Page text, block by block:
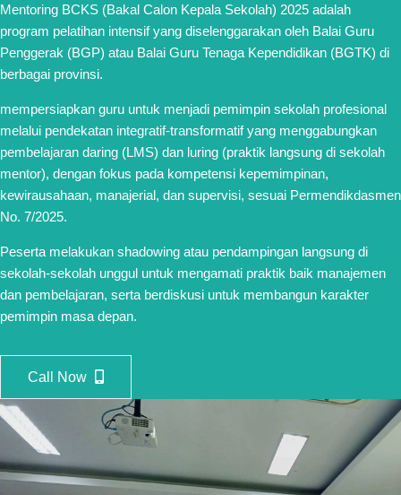
Mentoring BCKS (Bakal Calon Kepala Sekolah) 2025 adalah
program pelatihan intensif yang diselenggarakan oleh Balai Guru
Penggerak (BGP) atau Balai Guru Tenaga Kependidikan (BGTK) di
berbagai provinsi.
mempersiapkan guru untuk menjadi pemimpin sekolah profesional
melalui pendekatan integratif-transformatif yang menggabungkan
pembelajaran daring (LMS) dan luring (praktik langsung di sekolah
mentor), dengan fokus pada kompetensi kepemimpinan,
kewirausahaan, manajerial, dan supervisi, sesuai Permendikdasmen
No. 7/2025.
Peserta melakukan shadowing atau pendampingan langsung di
sekolah-sekolah unggul untuk mengamati praktik baik manajemen
dan pembelajaran, serta berdiskusi untuk membangun karakter
pemimpin masa depan.
Call Now